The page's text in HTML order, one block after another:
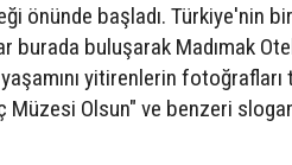
önünde başladı. Türkiye'nin
burada buluşarak Madımak
yitirenlerin fotoğrafları
Müzesi Olsun" ve benzeri